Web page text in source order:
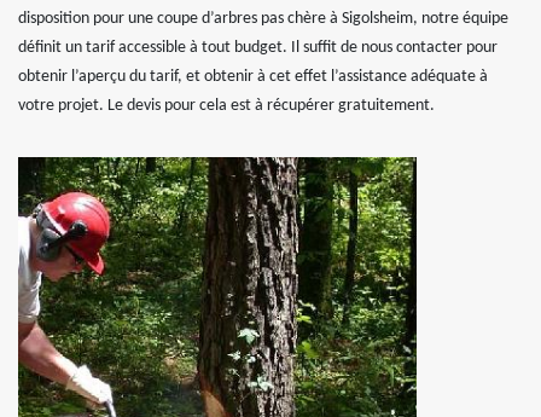
disposition pour une coupe d’arbres pas chère à Sigolsheim, notre équipe
définit un tarif accessible à tout budget. Il suffit de nous contacter pour
obtenir l’aperçu du tarif, et obtenir à cet effet l’assistance adéquate à
votre projet. Le devis pour cela est à récupérer gratuitement.